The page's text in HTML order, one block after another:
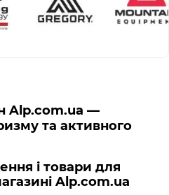
Alp.com.ua —
та активного
і товари для
Alp.com.ua